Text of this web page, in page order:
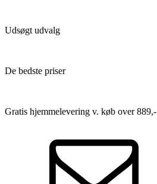
Udsøgt udvalg
De bedste priser
Gratis hjemmelevering v. køb over 889,-